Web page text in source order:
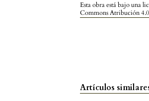
Esta obra está bajo una
Commons Atribución 4.0
Artículos